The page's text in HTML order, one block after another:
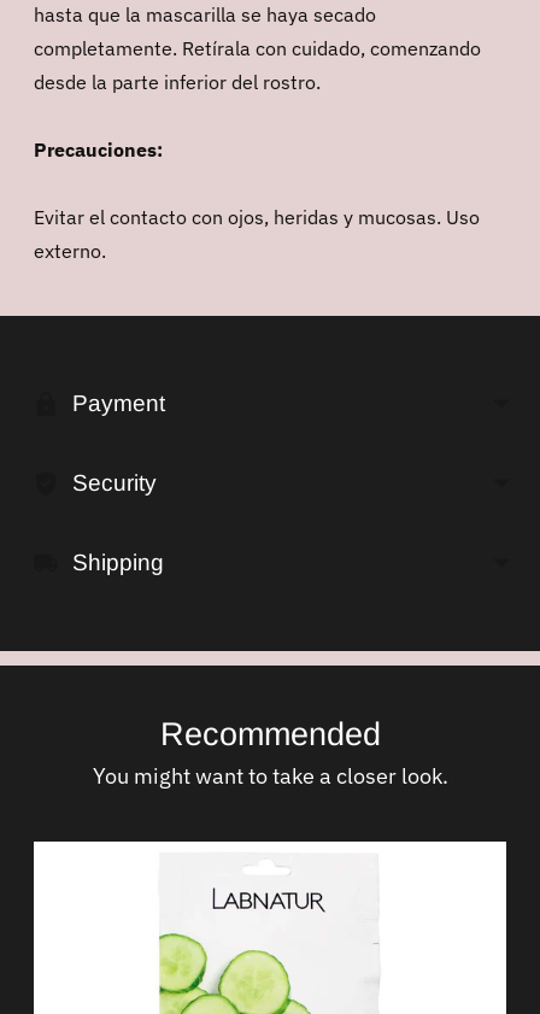
hasta que la mascarilla se haya secado
completamente. Retírala con cuidado, comenzando
desde la parte inferior del rostro.
Precauciones:
Evitar el contacto con ojos, heridas y mucosas. Uso
externo.
Adding
your
Payment
Security
Shipping
Recommended
You might want to take a closer look.